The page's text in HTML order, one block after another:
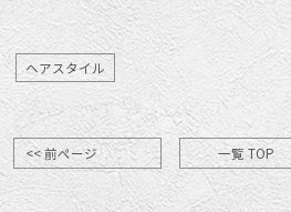
ヘアスタイル
<< 前ページ 一覧 TOP